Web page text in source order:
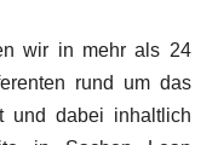
wir in mehr als 24
rund um das
und dabei inhaltlich